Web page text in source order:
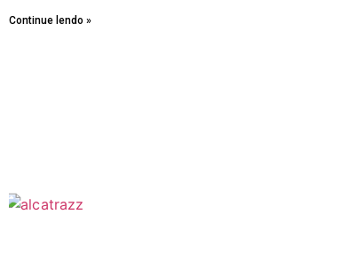
Continue lendo »